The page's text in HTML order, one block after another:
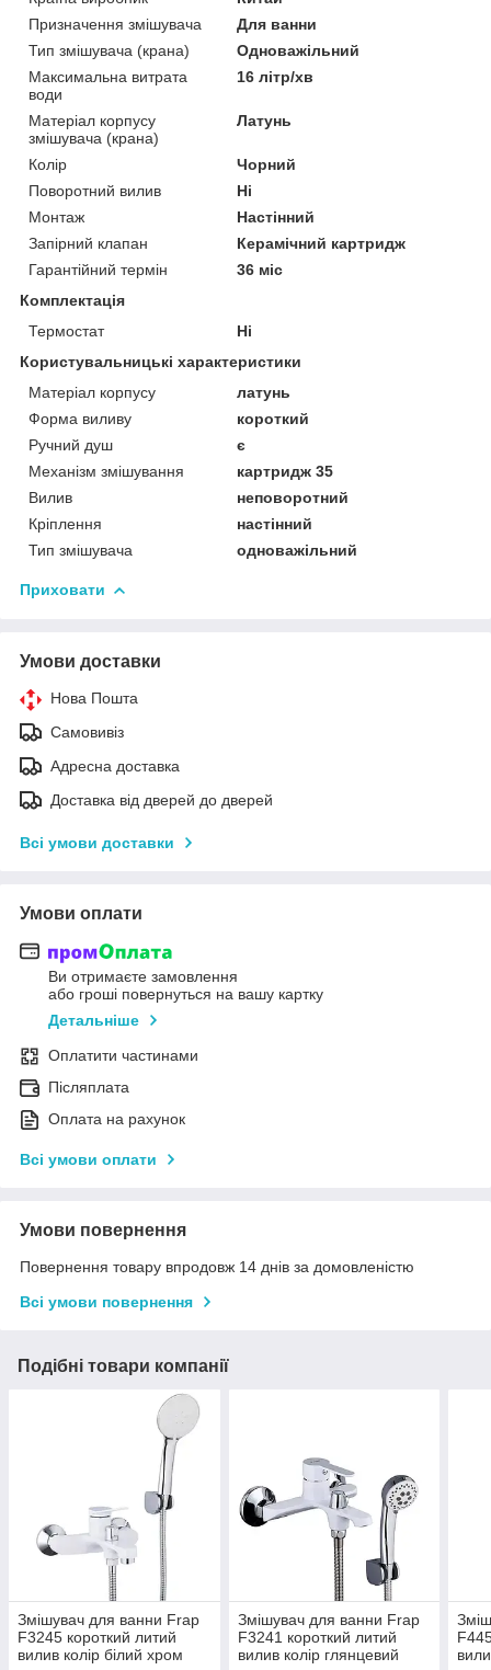
Призначення змішувача
Для ванни
Тип змішувача (крана)
Одноважільний
Максимальна витрата
води
16 літр/хв
Матеріал корпусу
змішувача (крана)
Латунь
Колір
Чорний
Поворотний вилив
Ні
Монтаж
Настінний
Запірний клапан
Керамічний картридж
Гарантійний термін
36 міс
Комплектація
Термостат
Ні
Користувальницькі характеристики
Матеріал корпусу
латунь
Форма виливу
короткий
Ручний душ
є
Механізм змішування
картридж 35
Вилив
неповоротний
Кріплення
настінний
Тип змішувача
одноважільний
Приховати
Умови доставки
Нова Пошта
Самовивіз
Адресна доставка
Доставка від дверей до дверей
Всі умови доставки
Умови оплати
Ви отримаєте замовлення
або гроші повернуться на вашу картку
Детальніше
Оплатити частинами
Післяплата
Оплата на рахунок
Всі умови оплати
Умови повернення
Повернення товару впродовж 14 днів за домовленістю
Всі умови повернення
Подібні товари компанії
Змішувач для ванни Frap
F3245 короткий литий
вилив колір білий хром
Змішувач для ванни Frap
F3241 короткий литий
вилив колір глянцевий